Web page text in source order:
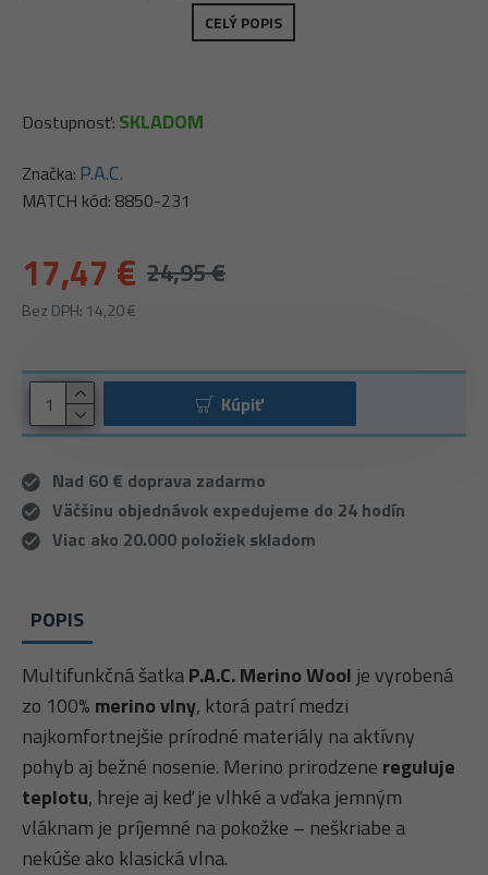
CELÝ POPIS
17,47 € 24,95 €
Bez DPH: 14,20 €
Dostupnosť: SKLADOM
Značka: P.A.C.
MATCH kód: 8850-231
Kúpiť
Nad 60 € doprava zadarmo
Väčšinu objednávok expedujeme do 24 hodín
Viac ako 20.000 položiek skladom
POPIS
Multifunkčná šatkaP.A.C. Merino Wool je vyrobená
zo 100% merino vlny, ktorá patrí medzi
najkomfortnejšie prírodné materiály na aktívny
pohyb aj bežné nosenie. Merino prirodzene reguluje
teplotu, hreje aj keď je vlhké a vďaka jemným
vláknam je príjemné na pokožke – neškriabe a
nekúše ako klasická vlna.